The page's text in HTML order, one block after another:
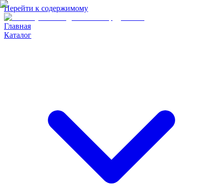
Перейти к содержимому
Главная
Каталог